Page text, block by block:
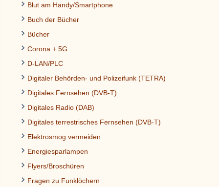
Blut am Handy/Smartphone
Buch der Bücher
Bücher
Corona + 5G
D-LAN/PLC
Digitaler Behörden- und Polizeifunk (TETRA)
Digitales Fernsehen (DVB-T)
Digitales Radio (DAB)
Digitales terrestrisches Fernsehen (DVB-T)
Elektrosmog vermeiden
Energiesparlampen
Flyers/Broschüren
Fragen zu Funklöchern